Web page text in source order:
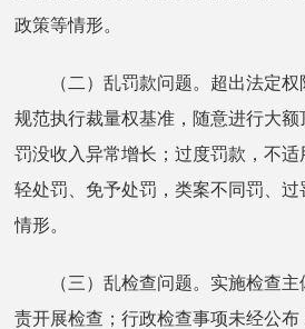
政策等情形。
（二）乱罚款问题。超出法定权
规范执行裁量权基准，随意进行大额
罚没收入异常增长；过度罚款，不
轻处罚、免予处罚，类案不同罚、
情形。
（三）乱检查问题。实施检查主
责开展检查；行政检查事项未经公